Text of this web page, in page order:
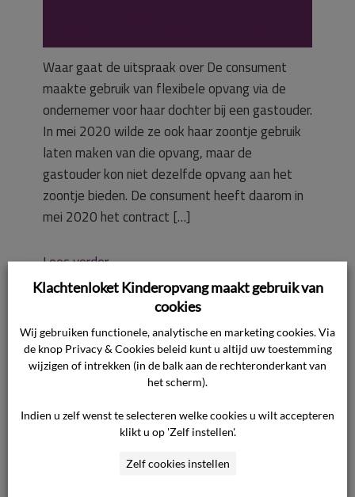
Waar gaat de uitspraak over De consument
maakte gebruik van flexibele opvang via de
ondernemer voor haar dochter bij een gastouder.
In mei 2020 wilde ze ook haar zoontje gebruik
laten maken van die opvang, maar de
gastouder kon niet dezelfde opvang aan het
zoontje bieden. De consument heeft daarom in
mei 2020 het contract […]
Lees verder
24 september 2020
 kinderopvang
Ondernemer
Klachtenloket Kinderopvang maakt gebruik van
cookies
Wij gebruiken functionele, analytische en marketing cookies. Via
de knop Privacy & Cookies beleid kunt u altijd uw toestemming
wijzigen of intrekken (in de balk aan de rechteronderkant van
het scherm).
Indien u zelf wenst te selecteren welke cookies u wilt accepteren
klikt u op 'Zelf instellen'.
Zelf cookies instellen